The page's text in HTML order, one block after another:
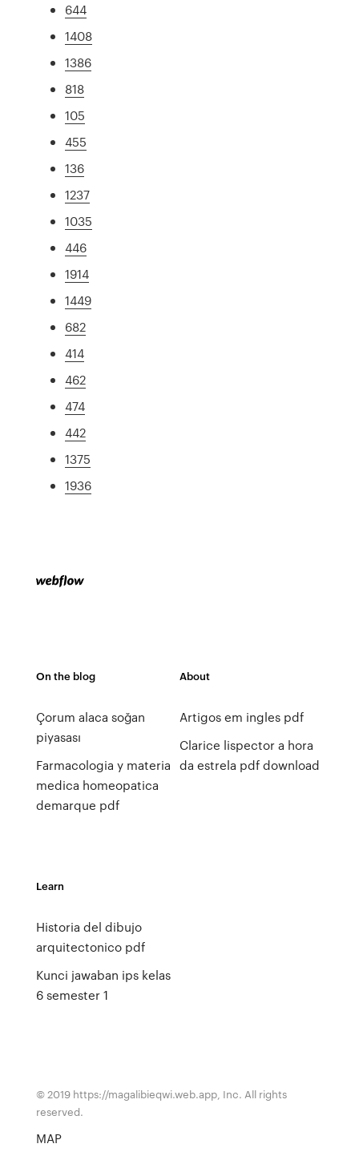
644
1408
1386
818
105
455
136
1237
1035
446
1914
1449
682
414
462
474
442
1375
1936
On the blog
Çorum alaca soğan
piyasası
Farmacologia y materia
medica homeopatica
demarque pdf
About
Artigos em ingles pdf
Clarice lispector a hora
da estrela pdf download
Learn
Historia del dibujo
arquitectonico pdf
Kunci jawaban ips kelas
6 semester 1
© 2019 https://magalibieqwi.web.app, Inc. All rights
reserved.
MAP